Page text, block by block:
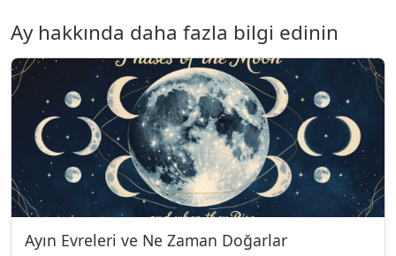
Ay hakkında daha fazla bilgi edinin
Ayın Evreleri ve Ne Zaman Doğarlar